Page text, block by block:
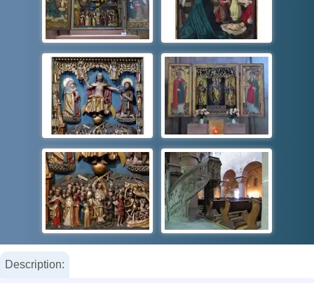
Description: